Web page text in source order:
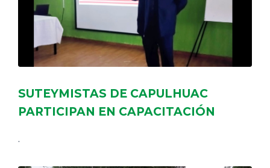
SUTEYMISTAS DE CAPULHUAC
PARTICIPAN EN CAPACITACIÓN
.